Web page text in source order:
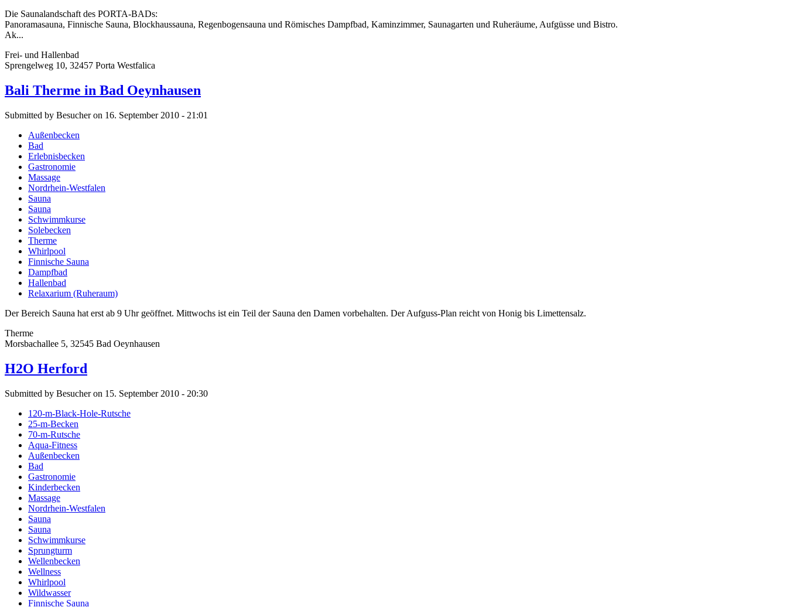
Die Saunalandschaft des PORTA-BADs:
Panoramasauna, Finnische Sauna, Blockhaussauna, Regenbogensauna und Römisches Dampfbad, Kaminzimmer, Saunagarten und Ruheräume, Aufgüsse und Bistro.
Ak...
Frei- und Hallenbad
Sprengelweg 10, 32457 Porta Westfalica
Bali Therme in Bad Oeynhausen
Submitted by Besucher on 16. September 2010 - 21:01
Außenbecken
Bad
Erlebnisbecken
Gastronomie
Massage
Nordrhein-Westfalen
Sauna
Sauna
Schwimmkurse
Solebecken
Therme
Whirlpool
Finnische Sauna
Dampfbad
Hallenbad
Relaxarium (Ruheraum)
Der Bereich Sauna hat erst ab 9 Uhr geöffnet. Mittwochs ist ein Teil der Sauna den Damen vorbehalten. Der Aufguss-Plan reicht von Honig bis Limettensalz.
Therme
Morsbachallee 5, 32545 Bad Oeynhausen
H2O Herford
Submitted by Besucher on 15. September 2010 - 20:30
120-m-Black-Hole-Rutsche
25-m-Becken
70-m-Rutsche
Aqua-Fitness
Außenbecken
Bad
Gastronomie
Kinderbecken
Massage
Nordrhein-Westfalen
Sauna
Sauna
Schwimmkurse
Sprungturm
Wellenbecken
Wellness
Whirlpool
Wildwasser
Finnische Sauna